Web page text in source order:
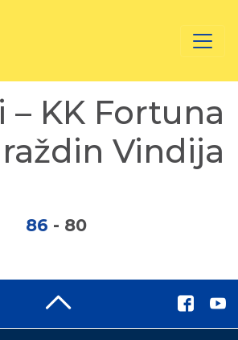
– KK Fortuna
Vindija
86 - 80